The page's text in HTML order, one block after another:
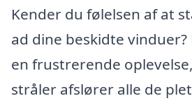
Kender du følelsen af at
ad dine beskidte
en frustrerende
stråler afslører alle de